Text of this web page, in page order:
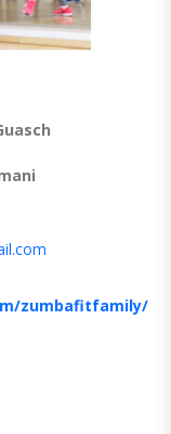
zumbafitfamily/